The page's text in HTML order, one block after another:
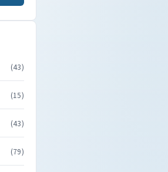
(43)
(15)
(43)
(79)